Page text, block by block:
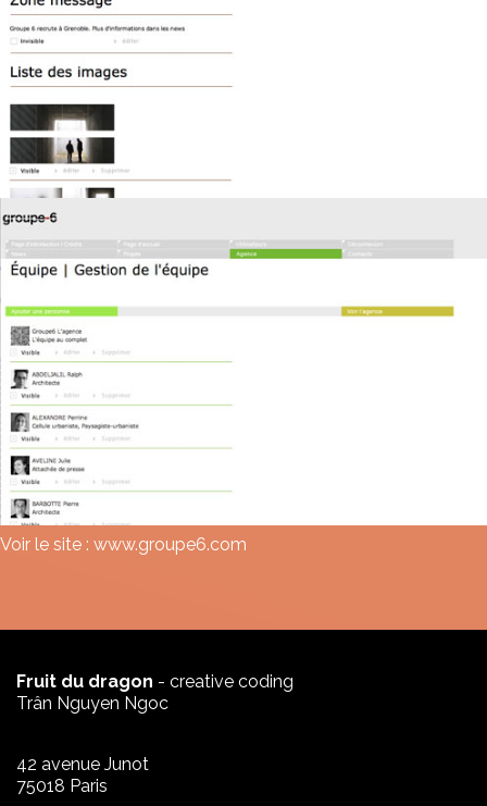
Voir le site : www.groupe6.com
Fruit du dragon - creative coding
Trân Nguyen Ngoc
42 avenue Junot
75018 Paris